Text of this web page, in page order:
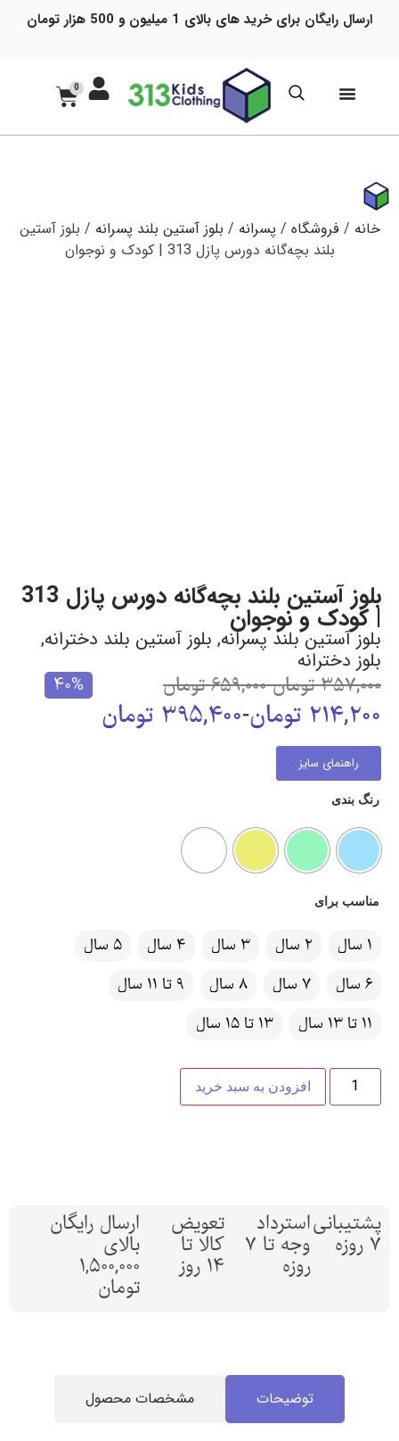
ارسال رایگان برای خرید های بالای 1 میلیون و 500 هزار تومان
0
خانه /فروشگاه / پسرانه / بلوز آستین بلند پسرانه / بلوز آستین
بلند بچه‌گانه دورس پازل 313 | کودک و نوجوان
بلوز آستین بلند بچه‌گانه دورس پازل 313
| کودک و نوجوان
بلوز آستین بلند پسرانه, بلوز آستین بلند دخترانه,
بلوز دخترانه
357,000 تومان-
659,000 تومان
214,200 تومان-
395,400 تومان
40%
راهنمای سایز
رنگ بندی
مناسب برای
1 سال 2 سال 3 سال 4 سال
5 سال
6 سال
7 سال 8 سال
9 تا 11 سال
11 تا 13 سال
13 تا 15 سال
افزودن به سبد خرید
پشتیبانی
7 روزه
استرداد
وجه تا 7
روزه
تعویض
کالا تا
14 روز
ارسال رایگان
بالای
1,500,000
تومان
توضیحات مشخصات محصول